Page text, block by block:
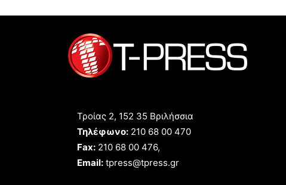
Τροίας 2, 152 35 Βριλήσσια
Τηλέφωνο: 210 68 00 470
Fax: 210 68 00 476,
Email: tpress@tpress.gr